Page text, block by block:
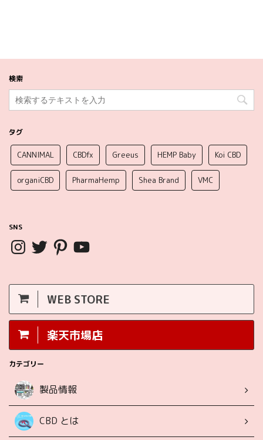
検索
タグ
CANNIMAL CBDfx Greeus HEMP Baby Koi CBD
organiCBD PharmaHemp Shea Brand VMC
SNS
WEB STORE
楽天市場店
カテゴリー
製品情報
CBD とは